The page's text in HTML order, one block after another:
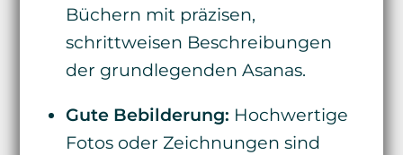
Büchern mit präzisen,
schrittweisen Beschreibungen
der grundlegenden Asanas.
Gute Bebilderung: Hochwertige
Fotos oder Zeichnungen sind